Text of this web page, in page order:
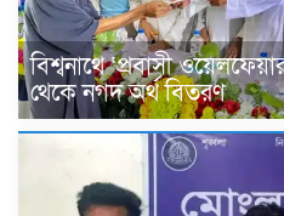
বিশ্বনাথে ‘প্রবাসী
থেকে নগদ অর্থ বিতরণ